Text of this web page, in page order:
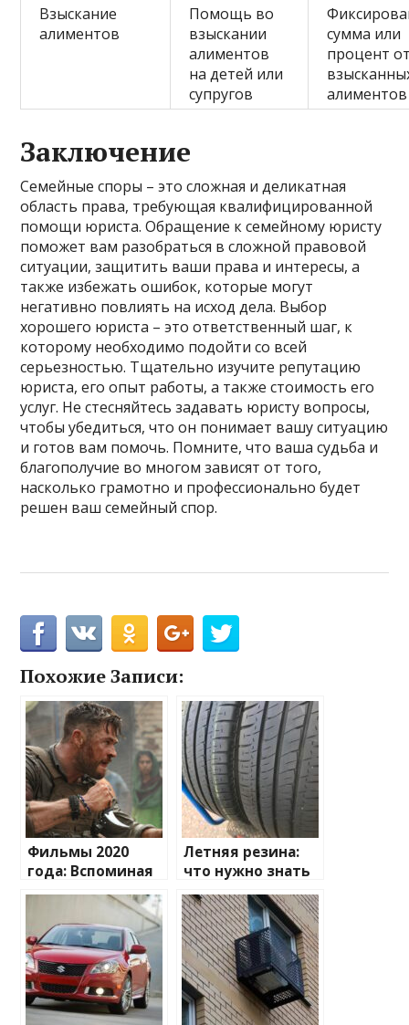
Взыскание
алиментов
Помощь во
взыскании
алиментов
на детей или
супругов
сумма или
процент
алиментов
Заключение
Семейные споры – это сложная и деликатная
область права, требующая квалифицированной
помощи юриста. Обращение к семейному юристу
поможет вам разобраться в сложной правовой
ситуации, защитить ваши права и интересы, а
также избежать ошибок, которые могут
негативно повлиять на исход дела. Выбор
хорошего юриста – это ответственный шаг, к
которому необходимо подойти со всей
серьезностью. Тщательно изучите репутацию
юриста, его опыт работы, а также стоимость его
услуг. Не стесняйтесь задавать юристу вопросы,
чтобы убедиться, что он понимает вашу ситуацию
и готов вам помочь. Помните, что ваша судьба и
благополучие во многом зависят от того,
насколько грамотно и профессионально будет
решен ваш семейный спор.
Похожие Записи:
Фильмы 2020
года: Вспоминая
киновпечатления
Летняя резина:
что нужно знать
для безопасной
поездки